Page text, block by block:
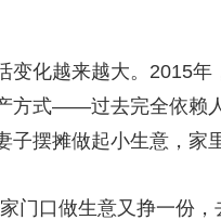
越来越大。2015年
方式——过去完全依赖
摆摊做起小生意，家
口做生意又挣一份，